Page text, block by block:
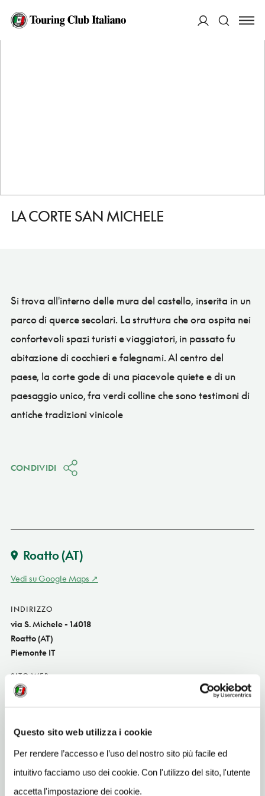
Questo sito web utilizza i cookie
Per rendere l’accesso e l’uso del nostro sito più facile ed
intuitivo facciamo uso dei cookie. Con l'utilizzo del sito, l'utente
accetta l'impostazione dei cookie.
HOME
LA CORTE SAN MICHELE
Si trova all'interno delle mura del castello, inserita in un
parco di querce secolari. La struttura che ora ospita nei
confortevoli spazi turisti e viaggiatori, in passato fu
abitazione di cocchieri e falegnami. Al centro del
paese, la corte gode di una piacevole quiete e di un
paesaggio unico, fra verdi colline che sono testimoni di
antiche tradizioni vinicole
CONDIVIDI
Roatto(AT)
Vedi su Google Maps
INDIRIZZO
via S. Michele - 14018
Roatto (AT)
Piemonte IT
SITO WEB
www.lacortesanmichele.com
info@lacortesanmichele.it
TELEFONO
3494401474
NUMERO CAMERE